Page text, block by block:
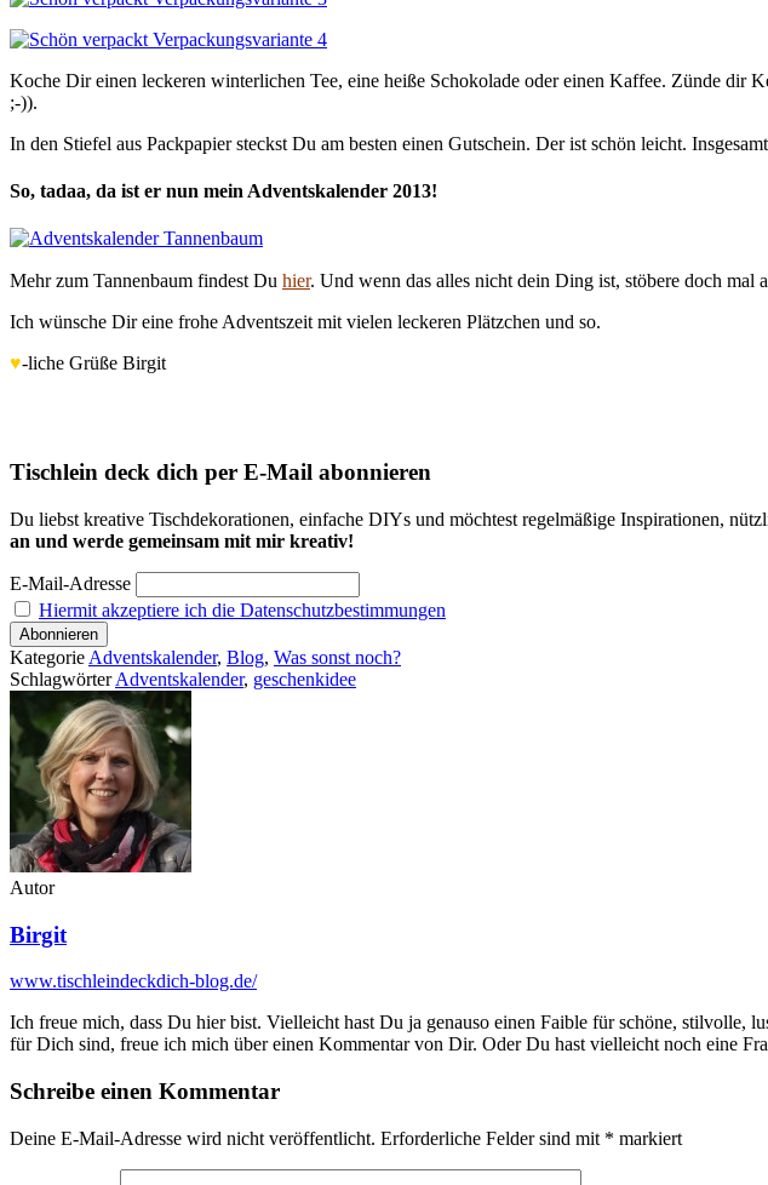
Koche Dir einen leckeren winterlichen Tee, eine heiße Schokolade oder einen Kaffee. Zünde
;-)).
In den Stiefel aus Packpapier steckst Du am besten einen Gutschein. Der ist schön leicht.
So, tadaa, da ist er nun mein Adventskalender 2013!
Mehr zum Tannenbaum findest Du hier. Und wenn das alles nicht dein Ding ist, stöbere doch mal
Ich wünsche Dir eine frohe Adventszeit mit vielen leckeren Plätzchen und so.
♥-liche Grüße Birgit
Tischlein deck dich per E-Mail abonnieren
Du liebst kreative Tischdekorationen, einfache DIYs und möchtest regelmäßige Inspirationen,
an und werde gemeinsam mit mir kreativ!
E-Mail-Adresse
Hiermit akzeptiere ich die Datenschutzbestimmungen
Kategorie Adventskalender, Blog, Was sonst noch?
SchlagwörterAdventskalender, geschenkidee
Autor
Birgit
www.tischleindeckdich-blog.de/
Ich freue mich, dass Du hier bist. Vielleicht hast Du ja genauso einen Faible für schöne, stilvolle,
für Dich sind, freue ich mich über einen Kommentar von Dir. Oder Du hast vielleicht noch eine
Schreibe einen Kommentar
Deine E-Mail-Adresse wird nicht veröffentlicht. Erforderliche Felder sind mit * markiert